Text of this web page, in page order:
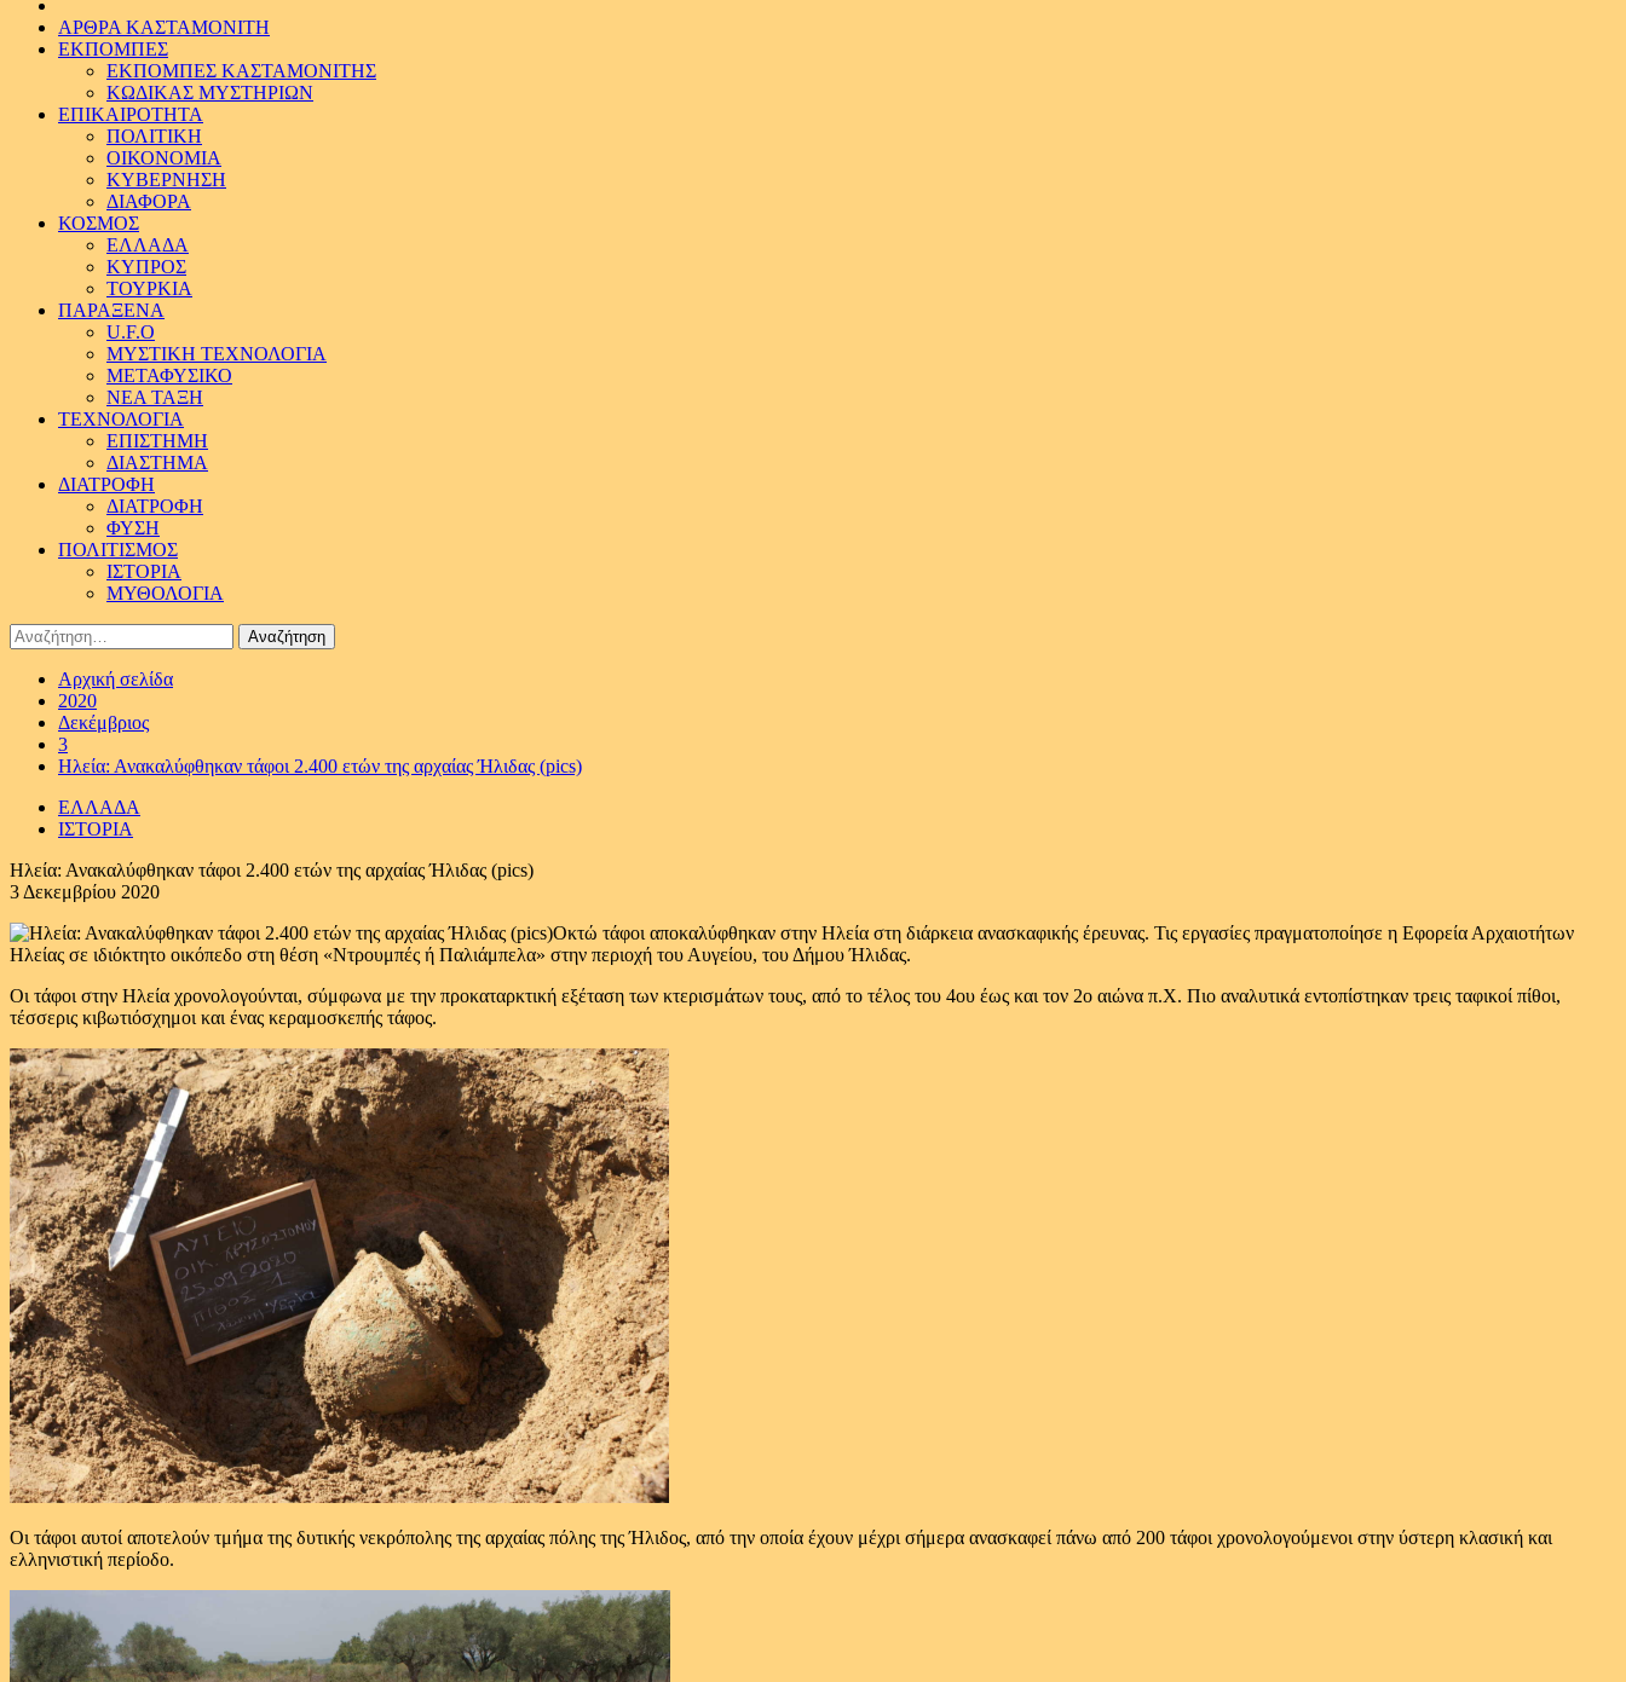
ΑΡΘΡΑ ΚΑΣΤΑΜΟΝΙΤΗ
ΕΚΠΟΜΠΕΣ
ΕΚΠΟΜΠΕΣ ΚΑΣΤΑΜΟΝΙΤΗΣ
ΚΩΔΙΚΑΣ ΜΥΣΤΗΡΙΩΝ
ΕΠΙΚΑΙΡΟΤΗΤΑ
ΠΟΛΙΤΙΚΗ
ΟΙΚΟΝΟΜΙΑ
ΚΥΒΕΡΝΗΣΗ
ΔΙΑΦΟΡΑ
ΚΟΣΜΟΣ
ΕΛΛΑΔΑ
ΚΥΠΡΟΣ
ΤΟΥΡΚΙΑ
ΠΑΡΑΞΕΝΑ
U.F.O
ΜΥΣΤΙΚΗ ΤΕΧΝΟΛΟΓΙΑ
ΜΕΤΑΦΥΣΙΚΟ
ΝΕΑ ΤΑΞΗ
ΤΕΧΝΟΛΟΓΙΑ
ΕΠΙΣΤΗΜΗ
ΔΙΑΣΤΗΜΑ
ΔΙΑΤΡΟΦΗ
ΔΙΑΤΡΟΦΗ
ΦΥΣΗ
ΠΟΛΙΤΙΣΜΟΣ
ΙΣΤΟΡΙΑ
ΜΥΘΟΛΟΓΙΑ
Αναζήτηση
για:
Αρχική σελίδα
2020
Δεκέμβριος
3
Ηλεία: Ανακαλύφθηκαν τάφοι 2.400 ετών της αρχαίας Ήλιδας (pics)
ΕΛΛΑΔΑ
ΙΣΤΟΡΙΑ
Ηλεία: Ανακαλύφθηκαν τάφοι 2.400 ετών της αρχαίας Ήλιδας (pics)
3 Δεκεμβρίου 2020
Οκτώ τάφοι αποκαλύφθηκαν στην Ηλεία στη διάρκεια ανασκαφικής έρευνας. Τις εργασίες πραγματοποίησε η Εφορεία Αρχαιοτήτων
Ηλείας σε ιδιόκτητο οικόπεδο στη θέση «Ντρουμπές ή Παλιάμπελα» στην περιοχή του Αυγείου, του Δήμου Ήλιδας.
Οι τάφοι στην Ηλεία χρονολογούνται, σύμφωνα με την προκαταρκτική εξέταση των κτερισμάτων τους, από το τέλος του 4ου έως και τον 2ο αιώνα π.Χ. Πιο αναλυτικά εντοπίστηκαν τρεις ταφικοί πίθοι,
τέσσερις κιβωτιόσχημοι και ένας κεραμοσκεπής τάφος.
Οι τάφοι αυτοί αποτελούν τμήμα της δυτικής νεκρόπολης της αρχαίας πόλης της Ήλιδος, από την οποία έχουν μέχρι σήμερα ανασκαφεί πάνω από 200 τάφοι χρονολογούμενοι στην ύστερη κλασική και
ελληνιστική περίοδο.